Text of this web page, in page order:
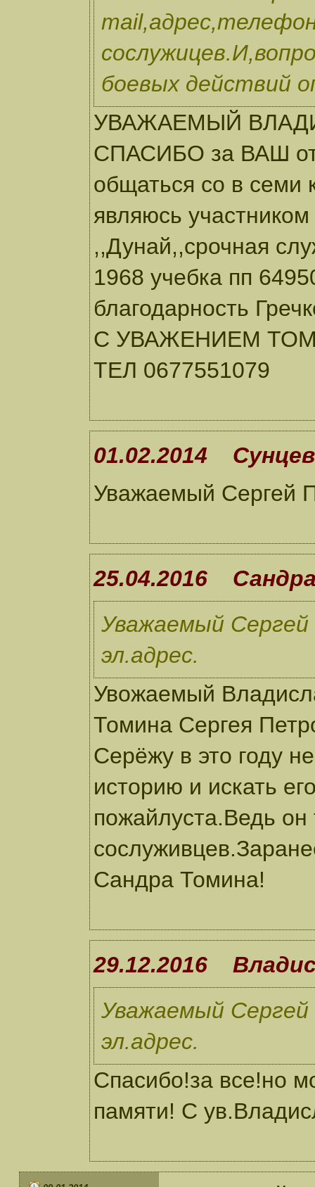
боевых действий
УВАЖАЕМЫЙ
СПАСИБО за ВАШ
общаться со в семи
являюсь
,,Дунай,,срочная
1968 учебка пп
благодарность
С УВАЖЕНИЕМ
ТЕЛ 0677551079
01.02.2014
Уважаемый Сергей
25.04.2016
Уважаемый
эл.адрес.
Увожаемый
Томина Сергея
Серёжу в это году
историю и искать
пожайлуста.Ведь он
Сандра Томина!
29.12.2016
Уважаемый
эл.адрес.
Спасибо!за все!но
памяти! С